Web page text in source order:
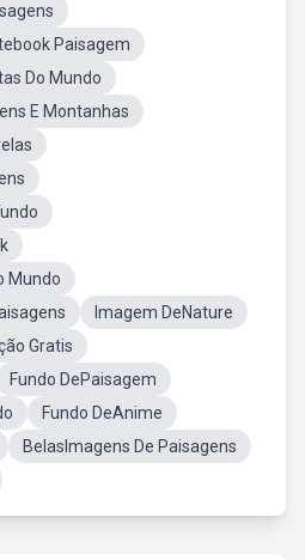
Paisagem
Do Mundo
E Montanhas
Mundo
Imagem DeNature
Gratis
Fundo DePaisagem
Fundo DeAnime
BelasImagens De Paisagens